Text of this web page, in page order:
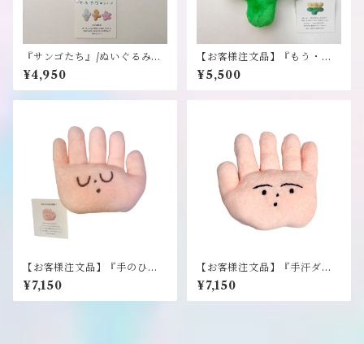
『サンゴたち』/ぬいぐるみキ
ーホルダー《ドリーミーマー
ト・パピヨン》
¥4,950
【お客様注文品】『もう・ゆ
く年くる年！？』/ぬいぐるみ
《ドリーミー・マート パピヨ
¥5,500
【お客様注文品】『手のひら
の色が愉快』/ぬいぐるみ《ド
リーミー・マート パピヨン》
¥7,150
【お客様注文品】『手汗ダラ
ダラ怪人』/ぬいぐるみ《ドリ
ーミー・マート パピヨン》
¥7,150